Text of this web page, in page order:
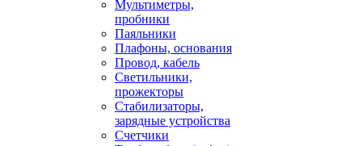
Мультиметры,
пробники
Паяльники
Плафоны, основания
Провод, кабель
Светильники,
прожекторы
Стабилизаторы,
зарядные устройства
Счетчики